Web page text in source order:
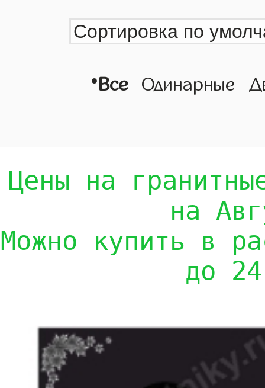
•Все Одинарные
Цены на
на
Можно купить в
до